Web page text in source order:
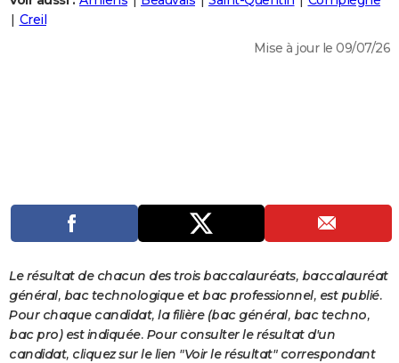
Destinations
City break
Voyage nature
Voyage de noces
Forum
Climat
+PHOTO
PROGRAMME TV
S'inscrire
Se connecter
Lycées
Collèges
Primaires
Universités
Entreprises
Service militaire
Avis de recherche
AVIS DE DÉCÈS
FORUM
Bricolage
Lifestyle
Culture
Sport
Auto
Television
Voyage
Cinema
Creil
Mise à jour le 09/07/26
Le résultat de chacun des trois baccalauréats, baccalauréat
général, bac technologique et bac professionnel, est publié.
Pour chaque candidat, la filière (bac général, bac techno,
bac pro) est indiquée. Pour consulter le résultat d'un
candidat, cliquez sur le lien "Voir le résultat" correspondant